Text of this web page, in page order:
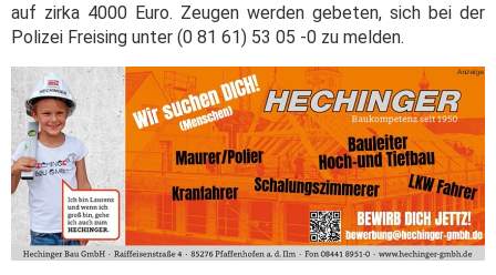
auf zirka 4000 Euro. Zeugen werden gebeten, sich bei der
Polizei Freising unter (0 81 61) 53 05 -0 zu melden.